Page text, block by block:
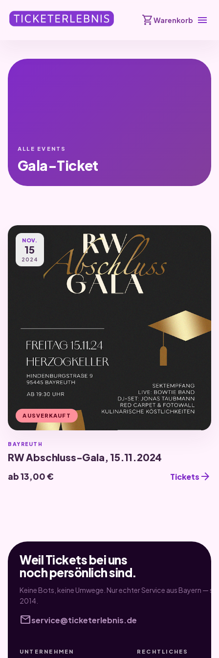
shopping_cartWarenkorb menu
ALLE EVENTS
Gala-Ticket
NOV.
15
2024
AUSVERKAUFT
BAYREUTH
RW Abschluss-Gala, 15.11.2024
ab 13,00 € Tickets arrow_forward
Weil Tickets bei uns
noch persönlich sind.
Keine Bots, keine Umwege. Nur echter Service aus Bayern —
2014.
mailservice@ticketerlebnis.de
UNTERNEHMEN RECHTLICHES